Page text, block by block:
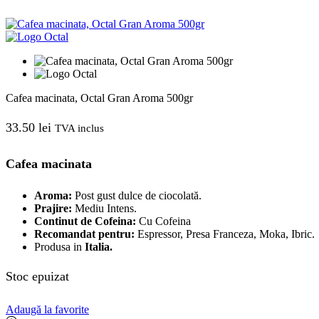
Cafea macinata, Octal Gran Aroma 500gr
33.50 lei TVA inclus
Cafea macinata
Aroma: Post gust dulce de ciocolată.
Prajire: Mediu Intens.
Continut de Cofeina: Cu Cofeina
Recomandat pentru: Espressor, Presa Franceza, Moka, Ibric.
Produsa in Italia.
Stoc epuizat
Adaugă la favorite